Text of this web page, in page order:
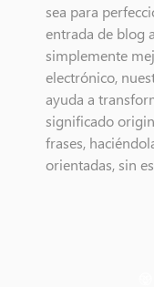
sea para
entrada de blog
simplemente
electrónico,
ayuda a
significado
frases,
orientadas, sin